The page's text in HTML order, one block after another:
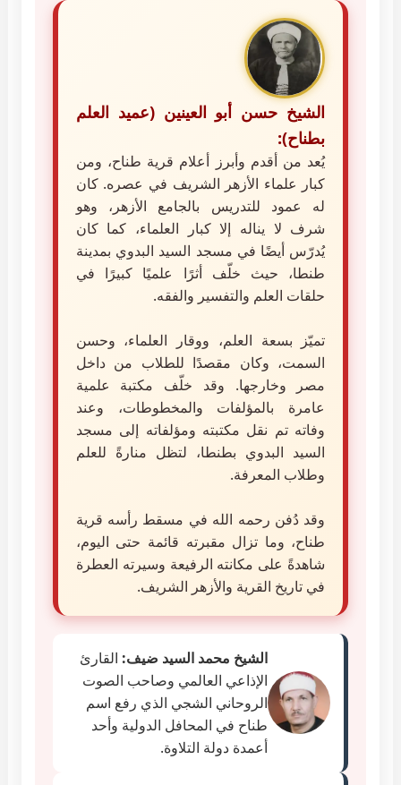
الشيخ حسن أبو العينين (عميد العلم
بطناح):
يُعد من أقدم وأبرز أعلام قرية طناح، ومن
كبار علماء الأزهر الشريف في عصره. كان
له عمود للتدريس بالجامع الأزهر، وهو
شرف لا يناله إلا كبار العلماء، كما كان
يُدرّس أيضًا في مسجد السيد البدوي بمدينة
طنطا، حيث خلّف أثرًا علميًا كبيرًا في
حلقات العلم والتفسير والفقه.
تميّز بسعة العلم، ووقار العلماء، وحسن
السمت، وكان مقصدًا للطلاب من داخل
مصر وخارجها. وقد خلّف مكتبة علمية
عامرة بالمؤلفات والمخطوطات، وعند
وفاته تم نقل مكتبته ومؤلفاته إلى مسجد
السيد البدوي بطنطا، لتظل منارةً للعلم
وطلاب المعرفة.
وقد دُفن رحمه الله في مسقط رأسه قرية
طناح، وما تزال مقبرته قائمة حتى اليوم،
شاهدةً على مكانته الرفيعة وسيرته العطرة
في تاريخ القرية والأزهر الشريف.
الشيخ محمد السيد ضيف: القارئ
الإذاعي العالمي وصاحب الصوت
الروحاني الشجي الذي رفع اسم
طناح في المحافل الدولية وأحد
أعمدة دولة التلاوة.